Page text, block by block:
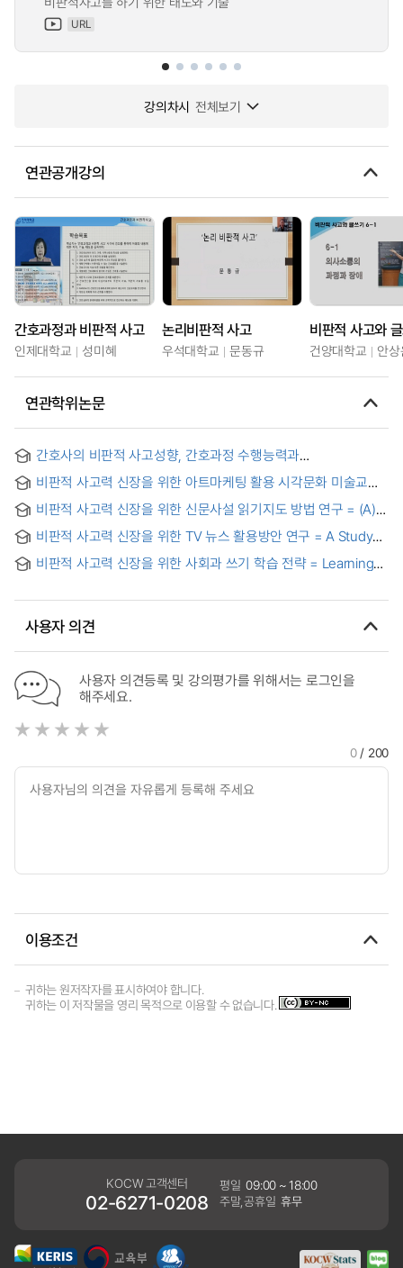
URL
강의차시 전체보기
연관공개강의
간호과정과 비판적 사고
인제대학교 성미혜
논리비판적 사고
우석대학교 문동규
비판적 사고와
건양대학교 안
연관학위논문
간호사의 비판적 사고성향, 간호과정 수행능력과
thinking dispositon, nursing process competency and
evidence based practice competency in nurses working in
middle sized hospitals
비판적 사고력 신장을 위한 아트마케팅 활용 시각문화 미술교육
the improvement of critical thinking faculty through art
marketing
비판적 사고력 신장을 위한 신문사설 읽기지도 방법 연구 = (A)
for critical thinking
비판적 사고력 신장을 위한 TV 뉴스 활용방안 연구 = A Study
Thinking Abilities
비판적 사고력 신장을 위한 사회과 쓰기 학습 전략 = Learning
사용자 의견
사용자 의견등록 및 강의평가를 위해서는 로그인을
해주세요.
0/ 200
이용조건
귀하는 원저작자를 표시하여야 합니다.
귀하는 이 저작물을 영리 목적으로 이용할 수 없습니다.
KOCW 고객센터
02-6271-0208
평일 09:00 ~ 18:00
주말,공휴일 휴무